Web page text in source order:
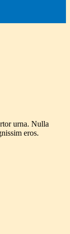
urna. Nulla
eros.